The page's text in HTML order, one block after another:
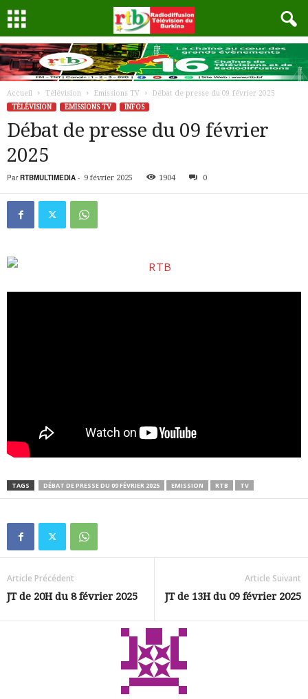
Accueil Télévision Emissions TV
Débat de presse du 09 février 2025
TÉLÉVISION
EMISSIONS TV INFOS
Débat de presse du 09 février
2025
Par RTBMULTIMEDIA - 9 février 2025 1904 0
TAGS DÉBAT DE PRESSE DU 09 FÉVRIER 2025 EMISSION RTB TV
Article Précédent
JT de 20H du 8 février 2025
Article Suivant
JT de 13H du 09 février 2025